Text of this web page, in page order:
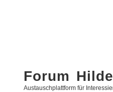
Forum
Austauschplattform für